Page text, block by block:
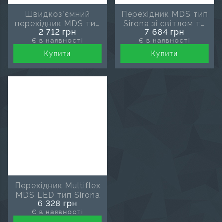
Швидкоз’ємний
перехідник MDS тип
Sirona
2 712 грн
Є в наявності
Купити
Перехідник MDS тип
Sirona зі світлом та
з кільцем-
регулятором подачі
спрею
7 684 грн
Є в наявності
Купити
Перехідник Multiflex
MDS LED тип Sirona
6 328 грн
Є в наявності